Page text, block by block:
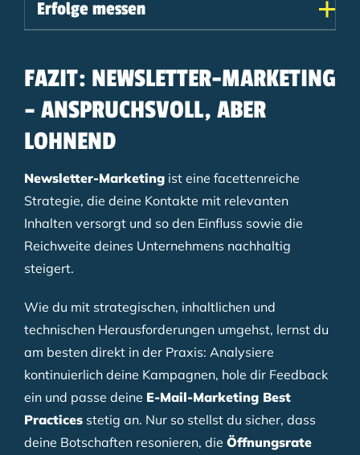
Erfolge messen
FAZIT: NEWSLETTER-MARKETING
– ANSPRUCHSVOLL, ABER
LOHNEND
Newsletter-Marketing ist eine facettenreiche
Strategie, die deine Kontakte mit relevanten
Inhalten versorgt und so den Einfluss sowie die
Reichweite deines Unternehmens nachhaltig
steigert.
Wie du mit strategischen, inhaltlichen und
technischen Herausforderungen umgehst, lernst du
am besten direkt in der Praxis: Analysiere
kontinuierlich deine Kampagnen, hole dir Feedback
ein und passe deine E-Mail-Marketing Best
Practices stetig an. Nur so stellst du sicher, dass
deine Botschaften resonieren, die Öffnungsrate